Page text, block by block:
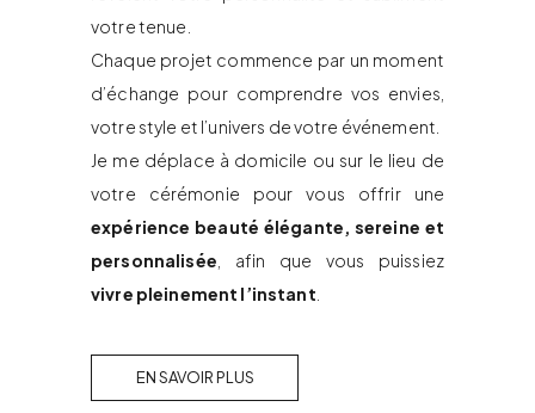
votre tenue.
Chaque projet commence par un moment
d’échange pour comprendre vos envies,
votre style et l’univers de votre événement.
Je me déplace à domicile ou sur le lieu de
votre cérémonie pour vous offrir une
expérience beauté élégante, sereine et
personnalisée , afin que vous puissiez
vivre pleinement l’instant
EN SAVOIR PLUS